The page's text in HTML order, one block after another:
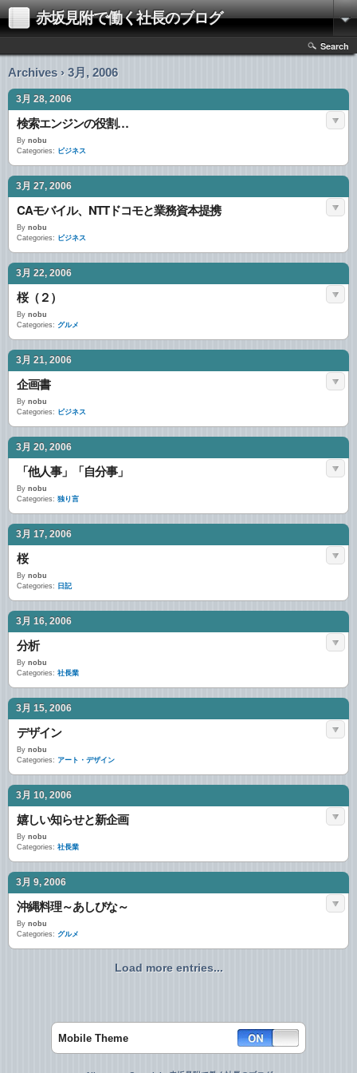
赤坂見附で働く社長のブログ
Search
Archives › 3月, 2006
3月 28, 2006
検索エンジンの役割…
By nobu
Categories: ビジネス
3月 27, 2006
CAモバイル、NTTドコモと業務資本提携
By nobu
Categories: ビジネス
3月 22, 2006
桜（２）
By nobu
Categories: グルメ
3月 21, 2006
企画書
By nobu
Categories: ビジネス
3月 20, 2006
「他人事」「自分事」
By nobu
Categories: 独り言
3月 17, 2006
桜
By nobu
Categories: 日記
3月 16, 2006
分析
By nobu
Categories: 社長業
3月 15, 2006
デザイン
By nobu
Categories: アート・デザイン
3月 10, 2006
嬉しい知らせと新企画
By nobu
Categories: 社長業
3月 9, 2006
沖縄料理～あしびな～
By nobu
Categories: グルメ
Load more entries...
Mobile Theme